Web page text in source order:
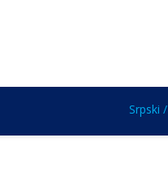
Srpski /